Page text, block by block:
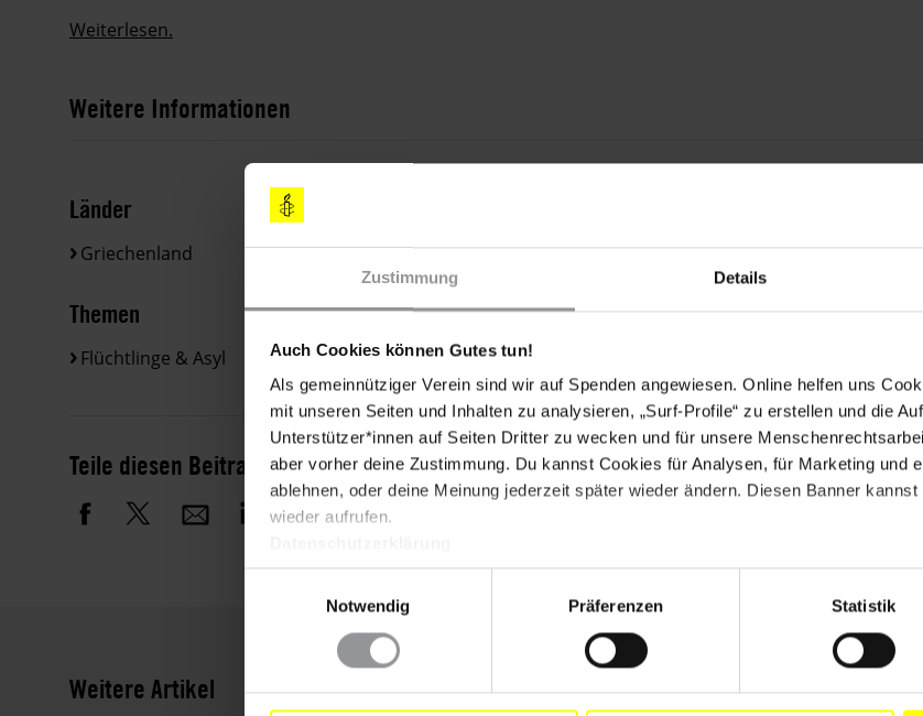
Zustimmung Details
Auch Cookies können Gutes tun!
Als gemeinnütziger Verein sind wir auf Spenden angewiesen. Online helfen uns
mit unseren Seiten und Inhalten zu analysieren, „Surf-Profile“ zu erstellen und die
Unterstützer*innen auf Seiten Dritter zu wecken und für unsere
aber vorher deine Zustimmung. Du kannst Cookies für Analysen, für Marketing und
ablehnen, oder deine Meinung jederzeit später wieder ändern. Diesen Banner
wieder aufrufen.
Notwendig
Präferenzen Statistik
Weiterlesen.
Weitere Informationen
Länder
Griechenland
Themen
Flüchtlinge & Asyl
Teile diesen Beitrag
Weitere Artikel